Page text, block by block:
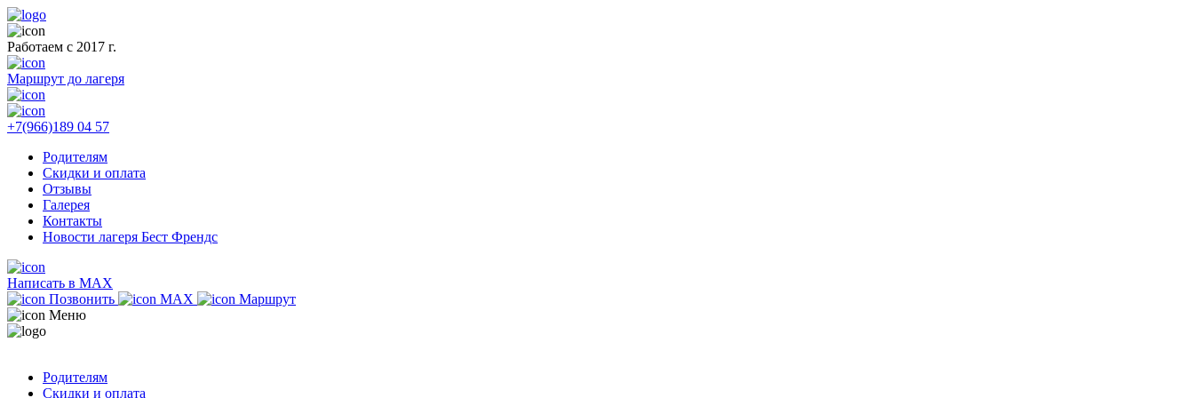
Работаем с 2017 г.
Маршрут до лагеря
+7(966)189 04 57
Родителям
Скидки и оплата
Отзывы
Галерея
Контакты
Новости лагеря Бест Френдс
Написать в MAX
Позвонить
MAX
Маршрут
Меню
Родителям
Скидки и оплата